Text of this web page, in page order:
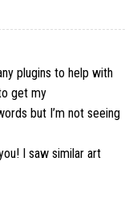
plugins to help with
get my
but I’m not seeing
I saw similar art